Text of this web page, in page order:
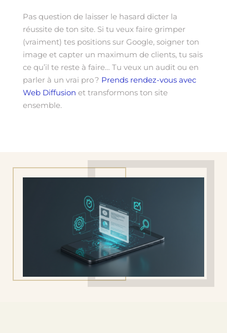
Pas question de laisser le hasard dicter la
réussite de ton site. Si tu veux faire grimper
(vraiment) tes positions sur Google, soigner ton
image et capter un maximum de clients, tu sais
ce qu’il te reste à faire… Tu veux un audit ou en
parler à un vrai pro ? Prends rendez-vous avec
Web Diffusion et transformons ton site
ensemble.